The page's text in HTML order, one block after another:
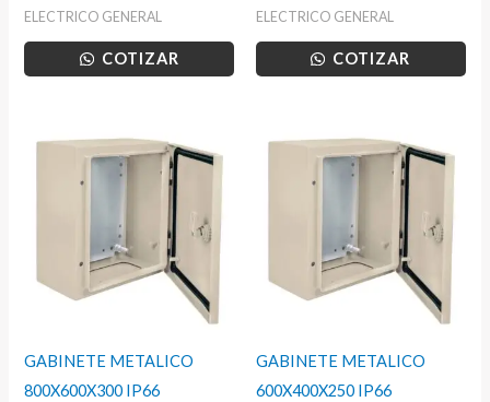
ELECTRICO GENERAL
COTIZAR
ELECTRICO GENERAL
COTIZAR
GABINETE METALICO
800X600X300 IP66
GABINETE METALICO
600X400X250 IP66